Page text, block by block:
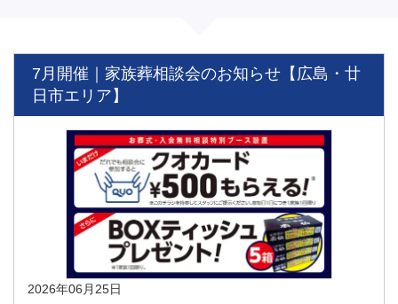
7月開催｜家族葬相談会のお知らせ【広島・廿
日市エリア】
2026年06月25日